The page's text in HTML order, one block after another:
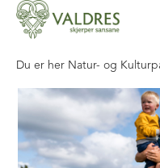
Du er her Natur- og